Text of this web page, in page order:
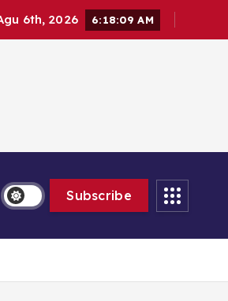
6th, 2026 6:18:11 AM
Subscribe